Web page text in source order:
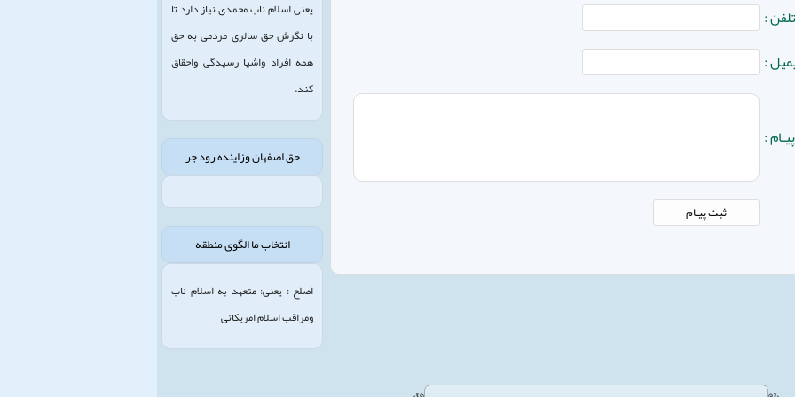
یعنی اسلام ناب محمدی نیاز دارد تا
با نگرش حق سالری مردمی به حق
همه افراد واشیا رسیدگی واحقاق
کند.
حق اصفهان وزاینده رود جر
انتخاب ما الگوی منطقه
اصلح : یعنی: متعهد به اسلام ناب
ومراقب اسلام امریکائی
تلفن :
:
: